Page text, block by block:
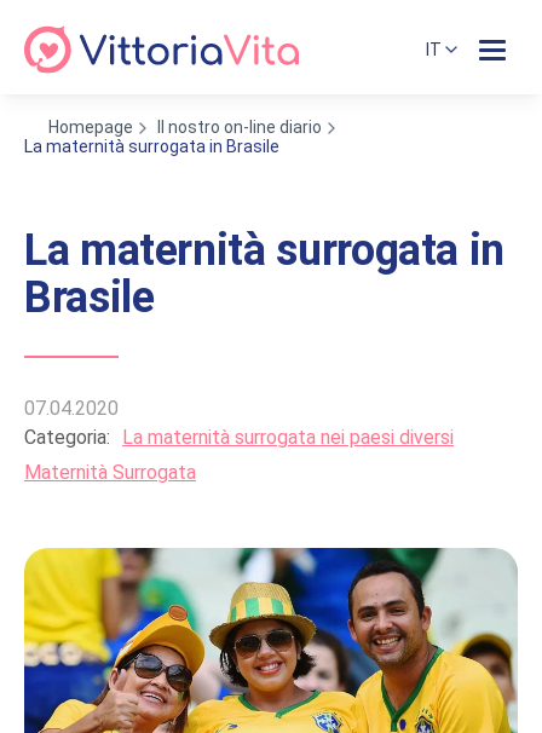
IT
Homepage
Il nostro on-line diario
La maternità surrogata in Brasile
La maternità surrogata in
Brasile
07.04.2020
Categoria:
La maternità surrogata nei paesi diversi
Maternità Surrogata